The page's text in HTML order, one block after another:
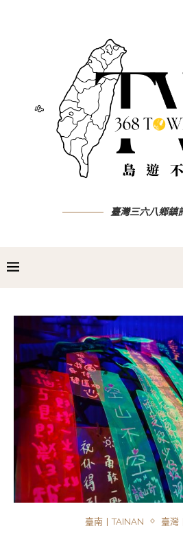
臺灣三六八鄉鎮
臺南丨TAINAN 臺灣